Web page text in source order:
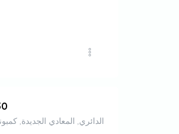
الطريق الدائري, المعادي الجديدة, كمبوند